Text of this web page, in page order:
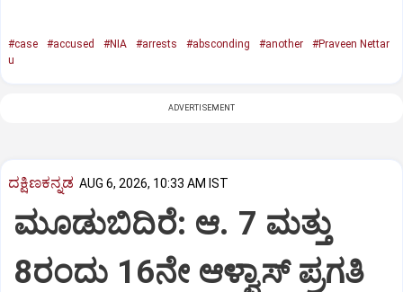
#case #accused #NIA #arrests #absconding #another
#Praveen Nettar
u
ADVERTISEMENT
ದಕ್ಷಿಣಕನ್ನಡ AUG 6, 2026, 10:33 AM IST
ಮೂಡುಬಿದಿರೆ: ಆ. 7 ಮತ್ತು
8ರಂದು 16ನೇ ಆಳ್ವಾಸ್‌ ಪ್ರಗತಿ